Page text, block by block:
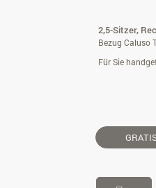
2,5-Sitzer,
Bezug Caluso
Für Sie